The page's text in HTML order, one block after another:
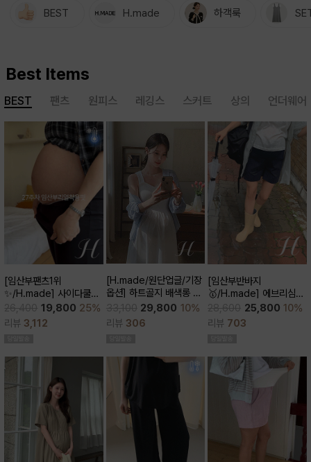
BEST H.made 하객룩
Best Items
[임산부팬츠1위
✨/H.made] 사이다쿨링
부츠컷 팬츠 (키작/보통/키
큰)
19,800 25%
리뷰 3,112
[H.made/원단업글/기장
옵션] 하트골지 배색롱 원
29,800 10%
리뷰 306
[임산부반바지
🥇/H.made] 에브리심플
25,800 10%
리뷰 703
BEST 팬츠 원피스 레깅스 스커트 상의 언더웨어